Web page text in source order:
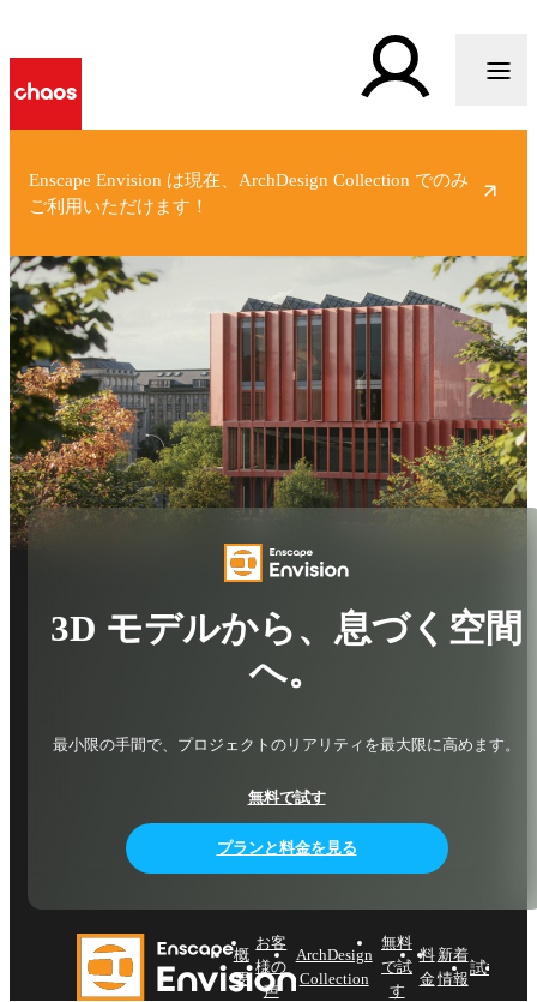
Enscape Envision は現在、ArchDesign Collection でのみ
ご利用いただけます！
3D モデルから、息づく空間
へ。
最小限の手間で、プロジェクトのリアリティを最大限に高めます。
無料で試す
プランと料金を見る
概
要
お客
様の
声
ArchDesign
Collection
無料
で試
す
料
金
新着
情報試す